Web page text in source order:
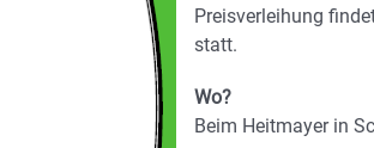
Preisverleihung
statt.
Wo?
Beim Heitmayer in